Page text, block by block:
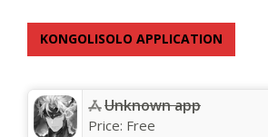
KONGOLISOLO APPLICATION
Unknown app
Price: Free